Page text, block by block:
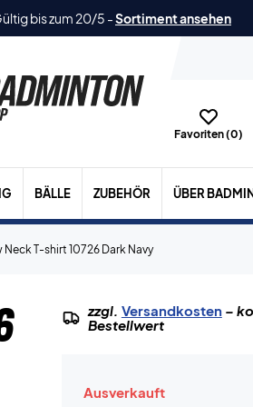
bis zum 20/5 -Sortiment ansehen
Favoriten (0)
BÄLLE ZUBEHÖR ÜBER
Neck T-shirt 10726 Dark Navy
zzgl. Versandkosten–
Bestellwert
Ausverkauft